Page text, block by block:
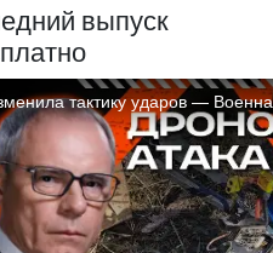
выпуск